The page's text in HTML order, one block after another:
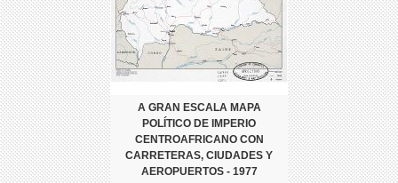
A GRAN ESCALA MAPA
POLÍTICO DE IMPERIO
CENTROAFRICANO CON
CARRETERAS, CIUDADES Y
AEROPUERTOS - 1977